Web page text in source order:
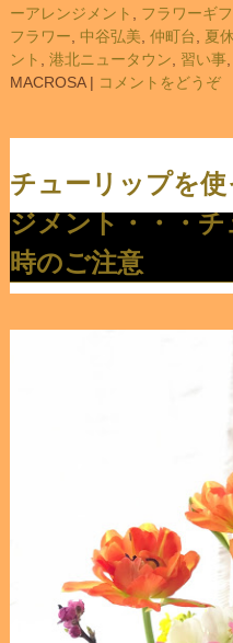
ーアレンジメント
フラワーギ
フラワー 中谷弘美 仲町台 夏
ント
港北ニュータウン 習い事,
MACROSA | コメントをどうぞ
チューリップを
ジメント・・・チ
時のご注意